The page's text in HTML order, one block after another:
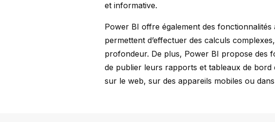
et informative.
Power BI offre également des
permettent d’effectuer des calculs
profondeur. De plus, Power BI propose des
de publier leurs rapports et tableaux de bord
sur le web, sur des appareils mobiles ou